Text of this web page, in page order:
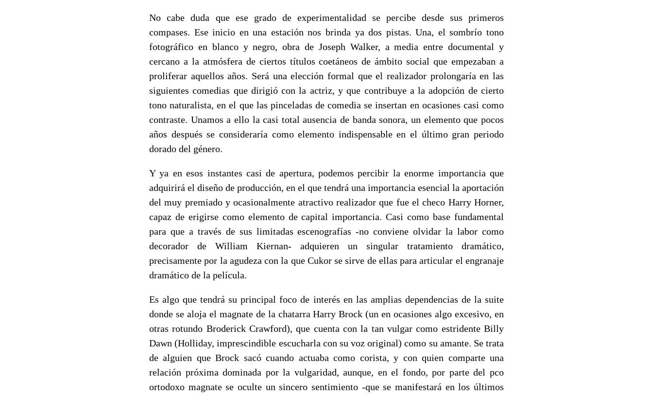
No cabe duda que ese grado de experimentalidad se percibe desde sus primeros
compases. Ese inicio en una estación nos brinda ya dos pistas. Una, el sombrío tono
fotográfico en blanco y negro, obra de Joseph Walker, a media entre documental y
cercano a la atmósfera de ciertos títulos coetáneos de ámbito social que empezaban a
proliferar aquellos años. Será una elección formal que el realizador prolongaría en las
siguientes comedias que dirigió con la actriz, y que contribuye a la adopción de cierto
tono naturalista, en el que las pinceladas de comedia se insertan en ocasiones casi como
contraste. Unamos a ello la casi total ausencia de banda sonora, un elemento que pocos
años después se consideraría como elemento indispensable en el último gran periodo
dorado del género.
Y ya en esos instantes casi de apertura, podemos percibir la enorme importancia que
adquirirá el diseño de producción, en el que tendrá una importancia esencial la aportación
del muy premiado y ocasionalmente atractivo realizador que fue el checo Harry Horner,
capaz de erigirse como elemento de capital importancia. Casi como base fundamental
para que a través de sus limitadas escenografías -no conviene olvidar la labor como
decorador de William Kiernan- adquieren un singular tratamiento dramático,
precisamente por la agudeza con la que Cukor se sirve de ellas para articular el engranaje
dramático de la película.
Es algo que tendrá su principal foco de interés en las amplias dependencias de la suite
donde se aloja el magnate de la chatarra Harry Brock (un en ocasiones algo excesivo, en
otras rotundo Broderick Crawford), que cuenta con la tan vulgar como estridente Billy
Dawn (Holliday, imprescindible escucharla con su voz original) como su amante. Se trata
de alguien que Brock sacó cuando actuaba como corista, y con quien comparte una
relación próxima dominada por la vulgaridad, aunque, en el fondo, por parte del pco
ortodoxo magnate se oculte un sincero sentimiento -que se manifestará en los últimos